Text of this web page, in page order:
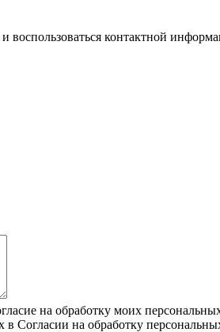
воспользоваться контактной
на обработку моих
Согласии на обработку